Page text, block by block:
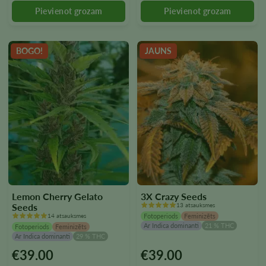
produkta
lapā
produkta
lapā
BOGO!
Lemon Cherry Gelato
Seeds
14 atsauksmes
Fotoperiods
Feminizēts
Ar Indica dominanti
29 % THC
€39.00
Šim
JAUNS
3X Crazy Seeds
13 atsauksmes
Fotoperiods
Feminizēts
Ar Indica dominanti
21 % THC
€39.00
Šim